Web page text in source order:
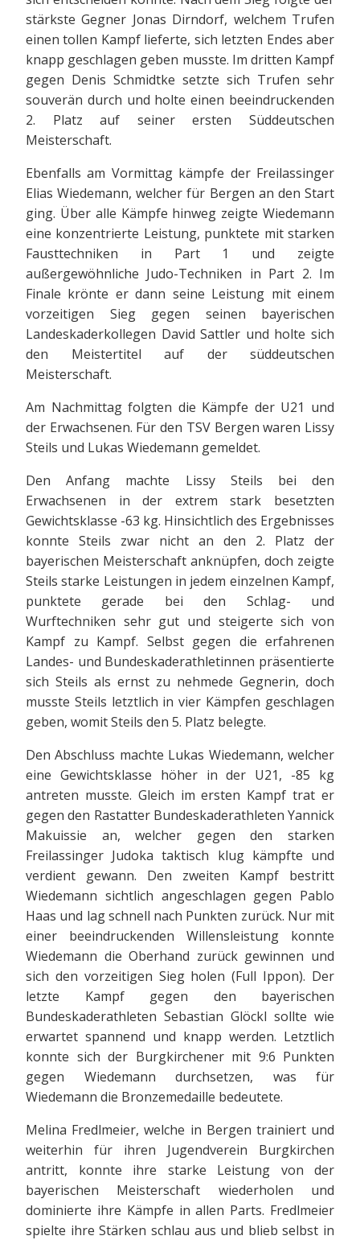
stärkste Gegner Jonas Dirndorf, welchem Trufen
einen tollen Kampf lieferte, sich letzten Endes aber
knapp geschlagen geben musste. Im dritten Kampf
gegen Denis Schmidtke setzte sich Trufen sehr
souverän durch und holte einen beeindruckenden
2. Platz auf seiner ersten Süddeutschen
Meisterschaft.
Ebenfalls am Vormittag kämpfe der Freilassinger
Elias Wiedemann, welcher für Bergen an den Start
ging. Über alle Kämpfe hinweg zeigte Wiedemann
eine konzentrierte Leistung, punktete mit starken
Fausttechniken in Part 1 und zeigte
außergewöhnliche Judo-Techniken in Part 2. Im
Finale krönte er dann seine Leistung mit einem
vorzeitigen Sieg gegen seinen bayerischen
Landeskaderkollegen David Sattler und holte sich
den Meistertitel auf der süddeutschen
Meisterschaft.
Am Nachmittag folgten die Kämpfe der U21 und
der Erwachsenen. Für den TSV Bergen waren Lissy
Steils und Lukas Wiedemann gemeldet.
Den Anfang machte Lissy Steils bei den
Erwachsenen in der extrem stark besetzten
Gewichtsklasse -63 kg. Hinsichtlich des Ergebnisses
konnte Steils zwar nicht an den 2. Platz der
bayerischen Meisterschaft anknüpfen, doch zeigte
Steils starke Leistungen in jedem einzelnen Kampf,
punktete gerade bei den Schlag- und
Wurftechniken sehr gut und steigerte sich von
Kampf zu Kampf. Selbst gegen die erfahrenen
Landes- und Bundeskaderathletinnen präsentierte
sich Steils als ernst zu nehmede Gegnerin, doch
musste Steils letztlich in vier Kämpfen geschlagen
geben, womit Steils den 5. Platz belegte.
Den Abschluss machte Lukas Wiedemann, welcher
eine Gewichtsklasse höher in der U21, -85 kg
antreten musste. Gleich im ersten Kampf trat er
gegen den Rastatter Bundeskaderathleten Yannick
Makuissie an, welcher gegen den starken
Freilassinger Judoka taktisch klug kämpfte und
verdient gewann. Den zweiten Kampf bestritt
Wiedemann sichtlich angeschlagen gegen Pablo
Haas und lag schnell nach Punkten zurück. Nur mit
einer beeindruckenden Willensleistung konnte
Wiedemann die Oberhand zurück gewinnen und
sich den vorzeitigen Sieg holen (Full Ippon). Der
letzte Kampf gegen den bayerischen
Bundeskaderathleten Sebastian Glöckl sollte wie
erwartet spannend und knapp werden. Letztlich
konnte sich der Burgkirchener mit 9:6 Punkten
gegen Wiedemann durchsetzen, was für
Wiedemann die Bronzemedaille bedeutete.
Melina Fredlmeier, welche in Bergen trainiert und
weiterhin für ihren Jugendverein Burgkirchen
antritt, konnte ihre starke Leistung von der
bayerischen Meisterschaft wiederholen und
dominierte ihre Kämpfe in allen Parts. Fredlmeier
spielte ihre Stärken schlau aus und blieb selbst in